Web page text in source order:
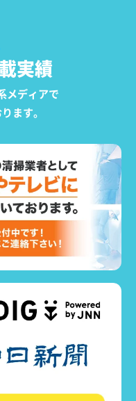
実績
メディアで
ます。